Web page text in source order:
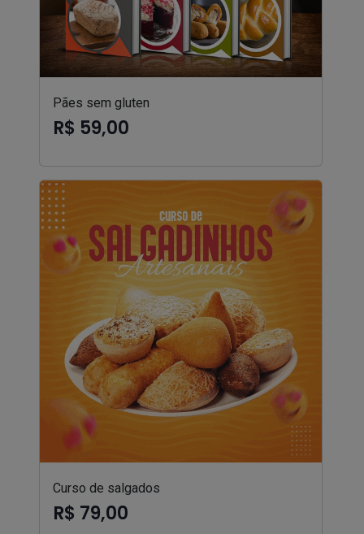
Pães sem gluten
R$ 59,00
Curso de salgados
R$ 79,00